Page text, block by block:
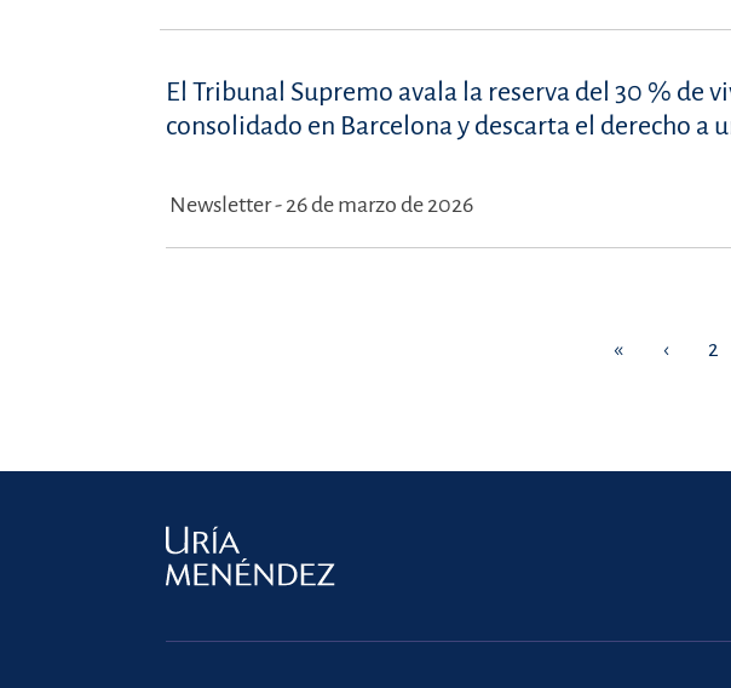
El Tribunal Supremo avala la reserva del 30 % de
consolidado en Barcelona y descarta el derecho a
Newsletter - 26 de marzo de 2026
« ‹ 2